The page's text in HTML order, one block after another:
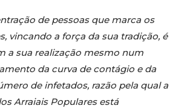
de pessoas que marca os
vincando a força da sua tradição, é
a sua realização mesmo num
da curva de contágio e da
de infetados, razão pela qual a
Arraiais Populares está